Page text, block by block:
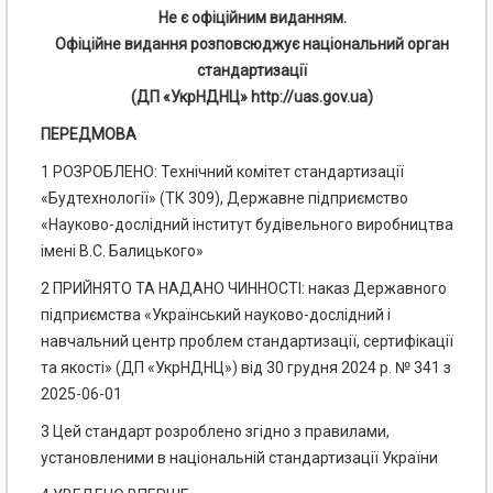
Не є офіційним виданням.
Офіційне видання розповсюджує національний орган
стандартизації
(ДП «УкрНДНЦ» http://uas.gov.ua)
ПЕРЕДМОВА
1 РОЗРОБЛЕНО: Технічний комітет стандартизації
«Будтехнології» (ТК 309), Державне підприємство
«Науково-дослідний інститут будівельного виробництва
імені В.С. Балицького»
2 ПРИЙНЯТО ТА НАДАНО ЧИННОСТІ: наказ Державного
підприємства «Український науково-дослідний і
навчальний центр проблем стандартизації, сертифікації
та якості» (ДП «УкрНДНЦ») від 30 грудня 2024 р. № 341 з
2025-06-01
3 Цей стандарт розроблено згідно з правилами,
установленими в національній стандартизації України